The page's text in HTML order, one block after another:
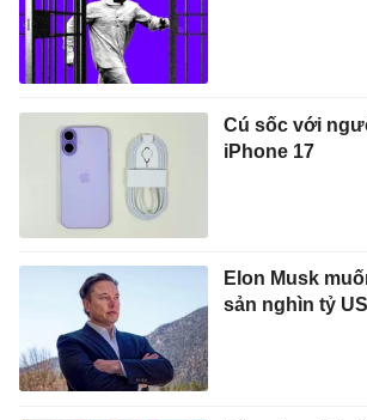
Cú sốc với
iPhone 17
Elon Musk
sản nghìn tỷ